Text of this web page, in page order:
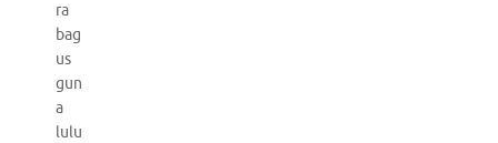
ra
bag
us
gun
a
lulu